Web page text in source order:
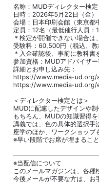
名称：MUDディレクター検定
日時：2026年5月22日（金
会場：日本印刷会館（東京都
定員：12名（最低催行人員：
＊検定が開催できない場合
受験料：60,500円（税込、
＊入金確認後、事前に教科
参加資格：MUDアドバイザ
詳細とお申し込み先：
https://www.media-ud.org/
https://www.media-ud.org/
＜ディレクター検定とは＞
MUDに配慮したデザインや
もちろん、MUDの知識習得
講義では、色の具体的選択手
座学のほか、ワークショッ
※早い段階でお席が埋まるこ
※当配信について
このメールマガジンは、各
今後メールが不要な方は、お